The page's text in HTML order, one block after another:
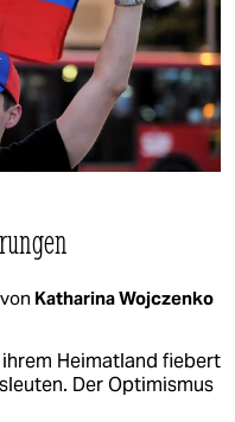
von Katharina Wojczenko
Heimatland fiebert
Der Optimismus